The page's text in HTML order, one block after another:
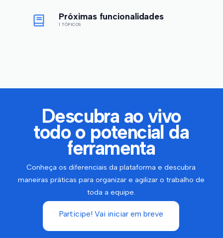
Próximas funcionalidades
1 TÓPICOS
Descubra ao vivo
todo o potencial da
ferramenta
Conheça os diferenciais da plataforma e descubra
maneiras práticas para organizar e agilizar o trabalho de
toda a equipe.
Participe! Vai iniciar em breve